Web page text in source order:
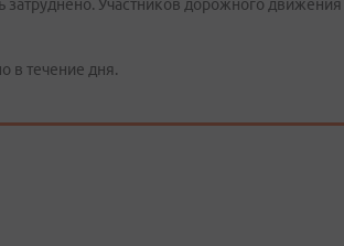
Участников дорожного
в течение дня.